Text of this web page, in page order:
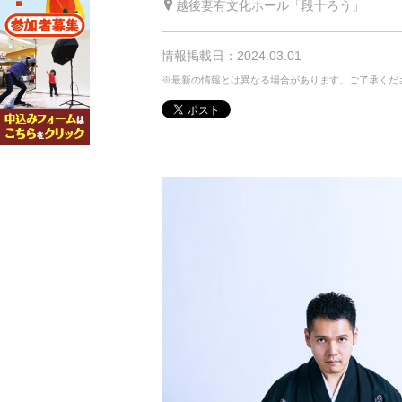
越後妻有文化ホール「段十ろう」
情報掲載日：2024.03.01
※最新の情報とは異なる場合があります。ご了承くだ